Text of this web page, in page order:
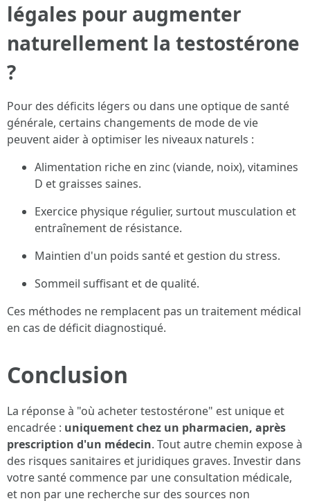
légales pour augmenter
naturellement la testostérone
?
Pour des déficits légers ou dans une optique de santé
générale, certains changements de mode de vie
peuvent aider à optimiser les niveaux naturels :
Alimentation riche en zinc (viande, noix), vitamines
D et graisses saines.
Exercice physique régulier, surtout musculation et
entraînement de résistance.
Maintien d'un poids santé et gestion du stress.
Sommeil suffisant et de qualité.
Ces méthodes ne remplacent pas un traitement médical
en cas de déficit diagnostiqué.
Conclusion
La réponse à "où acheter testostérone" est unique et
encadrée : uniquement chez un pharmacien, après
prescription d'un médecin. Tout autre chemin expose à
des risques sanitaires et juridiques graves. Investir dans
votre santé commence par une consultation médicale,
et non par une recherche sur des sources non